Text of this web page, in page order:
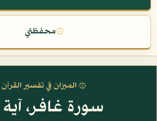
۞محفظتي
۞ الميزان في تفسير القرآن
سورة غافر، آية ٢١